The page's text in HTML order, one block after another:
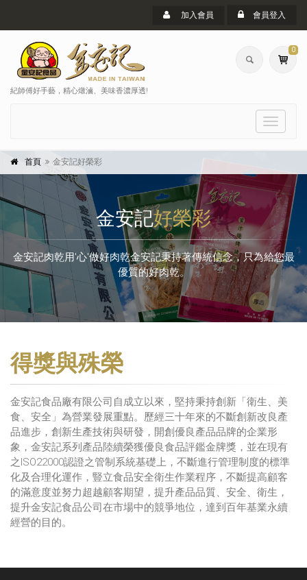
加入會員 會員登入
0
紀師傅好手藝，精心燉滷、美味香濃厚透!
選
首頁 金安記好榮彩
金安記好榮彩
金安記肉乾用'心'做好肉乾金安記秉持著傳統信念，只為給您最
優質的好肉乾。
得獎與殊榮
金安記食品廠有限公司自成立以來，堅持秉持創新「衛生、美
食、安全」為營業發展重點。歷經三十年來的不斷創新改良產
品進步，創新生產技術與研發，開創優良產品品牌的企業形
象，金安記系列產品陸續榮獲優良食品評鑑金牌獎，並在現有
之ISO22000認證之管制系統基礎上，不斷進行管理制度的標準
化及合理化運作，豎立食品安全衛生作業程序，不斷提高顧客
的滿意度並努力超越顧客期望，提升產品品質、安全、衛生，
提升金安記食品公司在市場中的競爭地位，達到百年基業永續
經營的目的。